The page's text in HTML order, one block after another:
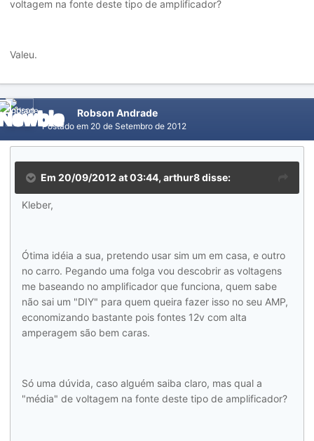
voltagem na fonte deste tipo de amplificador?
Valeu.
Robson Andrade
Postado em 20 de Setembro de 2012
Em 20/09/2012 at 03:44, arthur8 disse:
Kleber,
Ótima idéia a sua, pretendo usar sim um em casa, e outro
no carro. Pegando uma folga vou descobrir as voltagens
me baseando no amplificador que funciona, quem sabe
não sai um "DIY" para quem queira fazer isso no seu AMP,
economizando bastante pois fontes 12v com alta
amperagem são bem caras.
Só uma dúvida, caso alguém saiba claro, mas qual a
"média" de voltagem na fonte deste tipo de amplificador?